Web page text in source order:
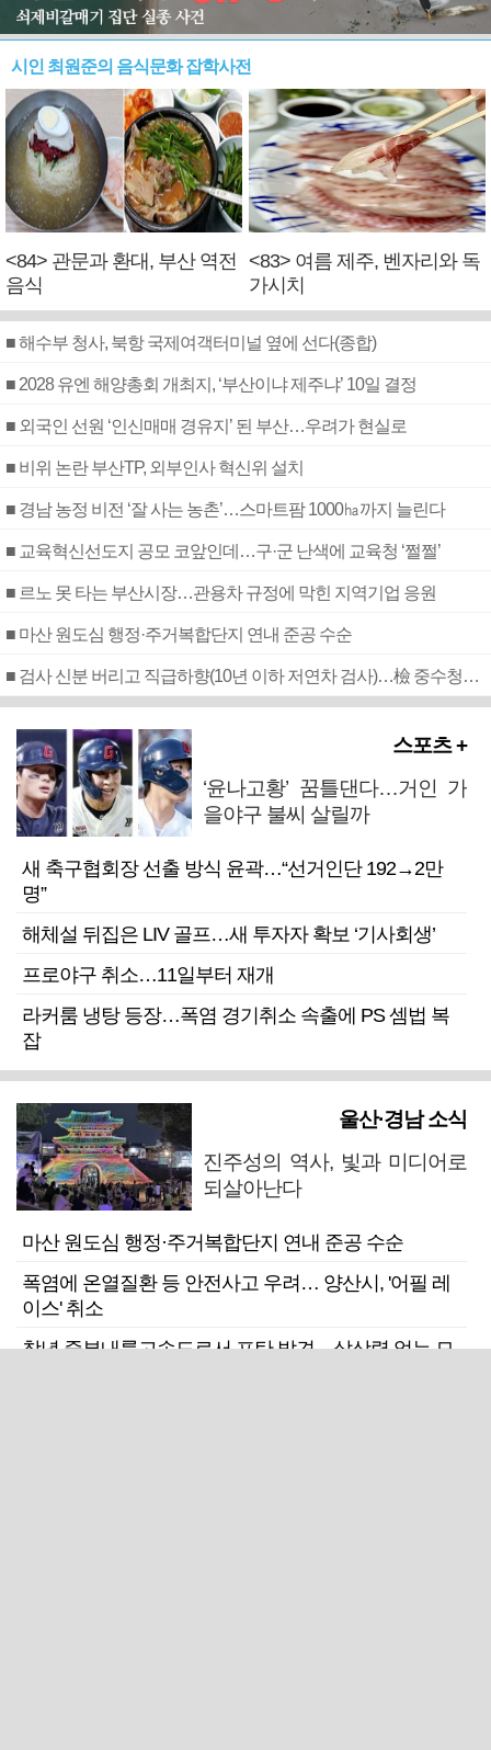
시인 최원준의 음식문화 잡학사전
<84> 관문과 환대, 부산 역전
음식
<83> 여름 제주, 벤자리와 독
가시치
■ 해수부 청사, 북항 국제여객터미널 옆에 선다(종합)
■ 2028 유엔 해양총회 개최지, ‘부산이냐 제주냐’ 10일 결정
■ 외국인 선원 ‘인신매매 경유지’ 된 부산…우려가 현실로
■ 비위 논란 부산TP, 외부인사 혁신위 설치
■ 경남 농정 비전 ‘잘 사는 농촌’…스마트팜 1000㏊까지 늘린다
■ 교육혁신선도지 공모 코앞인데…구·군 난색에 교육청 ‘쩔쩔’
■ 르노 못 타는 부산시장…관용차 규정에 막힌 지역기업 응원
■ 마산 원도심 행정·주거복합단지 연내 준공 수순
■ 검사 신분 버리고 직급하향(10년 이하 저연차 검사)…檢 중수청행 기피
스포츠 +
‘윤나고황’ 꿈틀댄다…거인 가
을야구 불씨 살릴까
새 축구협회장 선출 방식 윤곽…“선거인단 192→2만
명”
해체설 뒤집은 LIV 골프…새 투자자 확보 ‘기사회생’
프로야구 취소…11일부터 재개
라커룸 냉탕 등장…폭염 경기취소 속출에 PS 셈법 복
잡
울산·경남 소식
진주성의 역사, 빛과 미디어로
되살아난다
마산 원도심 행정·주거복합단지 연내 준공 수순
폭염에 온열질환 등 안전사고 우려… 양산시, '어필 레
이스' 취소
창녕 중부내륙고속도로서 포탄 발견…살상력 없는 모